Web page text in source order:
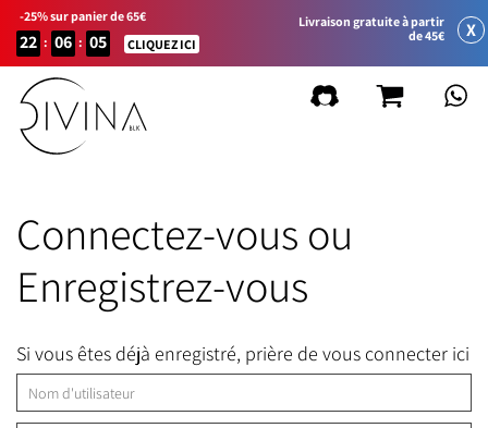
-25% sur panier de 65€
22 : 06 : 05 CLIQUEZ ICI
Livraison gratuite à partir
de 45€
X
Connectez-vous ou
Enregistrez-vous
Si vous êtes déjà enregistré, prière de vous connecter ici